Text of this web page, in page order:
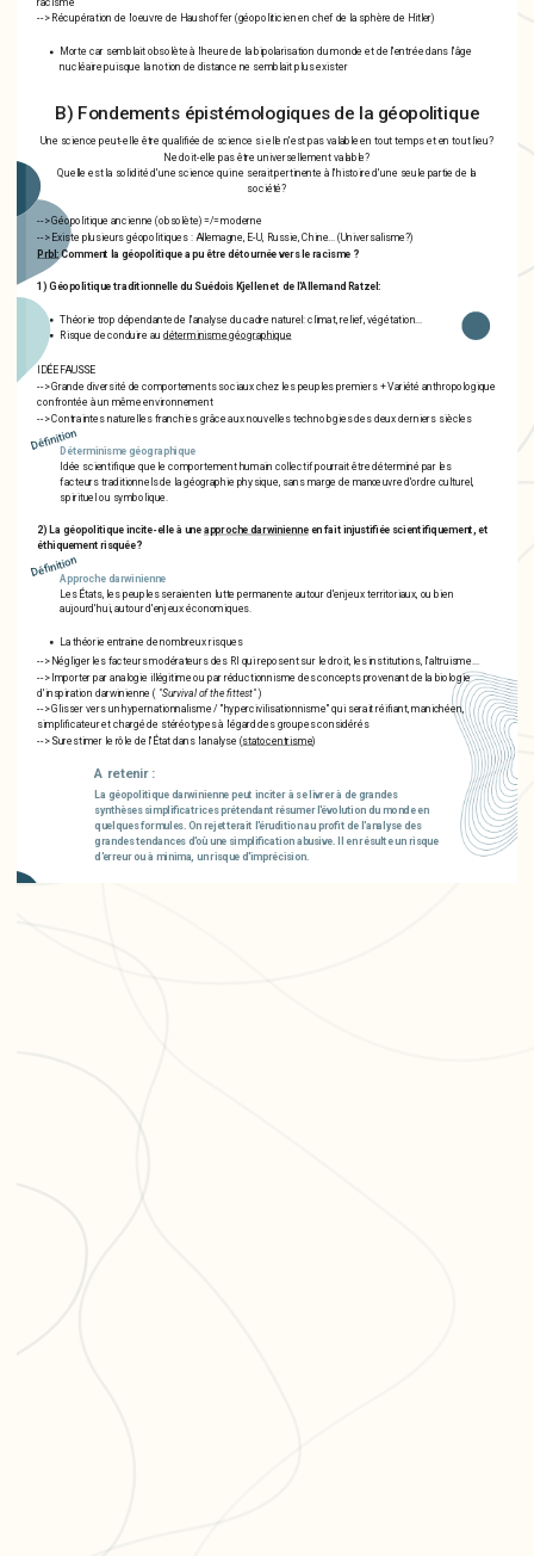
--> Récupération de l'oeuvre de Haushoffer (géopoliticien en chef de la sphère de Hitler)
Morte car semblait obsolète à l'heure de la bipolarisation du monde et de l'entrée dans l'âge
nucléaire puisque la notion de distance ne semblait plus exister
B) Fondements épistémologiques de la géopolitique
Une science peut-elle être qualifiée de science si elle n'est pas valable en tout temps et en tout lieu?
Ne doit-elle pas être universellement valable?
Quelle est la solidité d'une science qui ne serait pertinente à l'histoire d'une seule partie de la
société?
--> Géopolitique ancienne (obsolète) =/= moderne
--> Existe plusieurs géopolitiques : Allemagne, E-U, Russie, Chine... (Universalisme?)
Prbl:Comment la géopolitique a pu être détournée vers le racisme ?
1) Géopolitique traditionnelle du Suédois Kjellen et de l'Allemand Ratzel:
Théorie trop dépendante de l'analyse du cadre naturel: climat, relief, végétation...
Risque de conduire au déterminisme géographique
IDÉE FAUSSE
--> Grande diversité de comportements sociaux chez les peuples premiers + Variété anthropologique
confrontée à un même environnement
--> Contraintes naturelles franchies grâce aux nouvelles technologies des deux derniers siècles
DéfinitionDéterminisme géographique
Idée scientifique que le comportement humain collectif pourrait être déterminé par les
facteurs traditionnels de la géographie physique, sans marge de manœuvre d'ordre culturel,
spirituel ou symbolique.
2) La géopolitique incite-elle à uneapproche darwinienneen fait injustifiée scientifiquement, et
éthiquement risquée?
DéfinitionApproche darwinienne
Les États, les peuples seraient en lutte permanente autour d'enjeux territoriaux, ou bien
aujourd'hui, autour d'enjeux économiques.
La théorie entraine de nombreux risques
--> Négliger les facteurs modérateurs des RI qui reposent sur le droit, les institutions, l'altruisme...
--> Importer par analogie illégitime ou par réductionnisme des concepts provenant de la biologie
d'inspiration darwinienne ( "Survival of the fittest")
--> Glisser vers un hypernationnalisme / "hypercivilisationnisme" qui serait réifiant, manichéen,
simplificateur et chargé de stéréotypes à l'égard des groupes considérés
--> Surestimer le rôle de l'État dans l'analyse (statocentrisme)
A retenir :
La géopolitique darwinienne peut inciter à se livrer à de grandes
synthèses simplificatrices prétendant résumer l'évolution du monde en
quelques formules. On rejetterait l'érudition au profit de l'analyse des
grandes tendances d'où une simplification abusive. Il en résulte un risque
d'erreur ou à minima, un risque d'imprécision.